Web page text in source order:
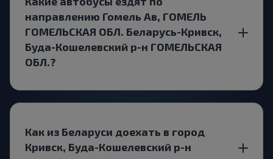
направлению Гомель Ав, ГОМЕЛЬ
ГОМЕЛЬСКАЯ ОБЛ. Беларусь-Кривск,
Буда-Кошелевский р-н ГОМЕЛЬСКАЯ
ОБЛ.?
Как из Беларуси доехать в город
Кривск, Буда-Кошелевский р-н